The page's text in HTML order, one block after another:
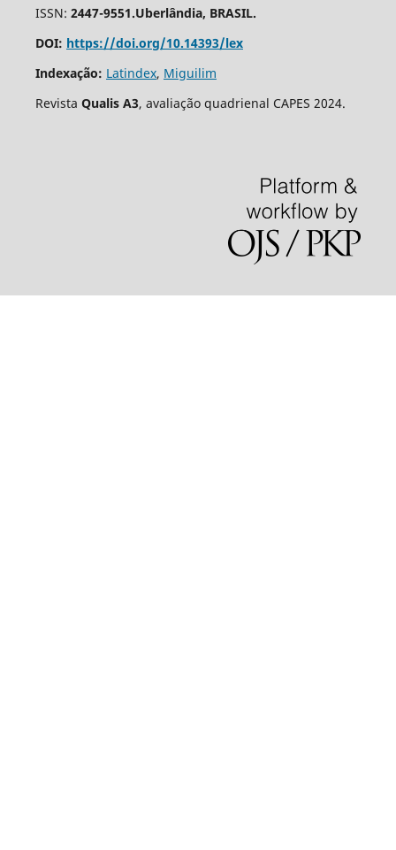
ISSN: 2447-9551.Uberlândia, BRASIL.
DOI: https://doi.org/10.14393/lex
Indexação: Latindex, Miguilim
Revista Qualis A3, avaliação quadrienal CAPES 2024.